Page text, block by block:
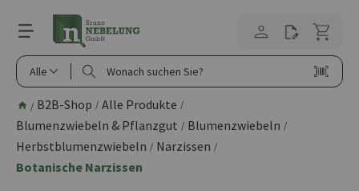
springen
Alle
/ B2B-Shop / Alle Produkte /
Blumenzwiebeln & Pflanzgut / Blumenzwiebeln /
Herbstblumenzwiebeln / Narzissen /
Botanische Narzissen